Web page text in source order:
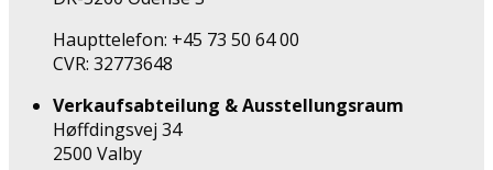
Haupttelefon: +45 73 50 64 00
CVR: 32773648
Verkaufsabteilung & Ausstellungsraum
Høffdingsvej 34
2500 Valby